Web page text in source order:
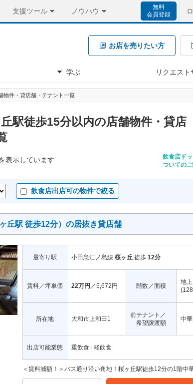
支援ツール ノウハウ
無料
会員登録
お店を売りたい方
学ぶ リクエスト
物件・貸店舗・テナント一覧
丘駅徒歩15分以内の店舗物件・貸店
表示しています
飲食店ド
ついての
飲食店出店可の物件で絞る
丘駅 徒歩12分）の居抜き貸店舗
最寄り駅 小田急江ノ島線 桜ヶ丘 徒歩 12分
賃料／坪単価 22万円 ／5,672円 階数／面積
地
所在地 大和市上和田1
前テナント／
希望譲渡額
中
出店可能業態 重飲食 軽飲食
＜賃料減額！＞バス通り沿い角地！桜ヶ丘駅徒歩12分の1階中